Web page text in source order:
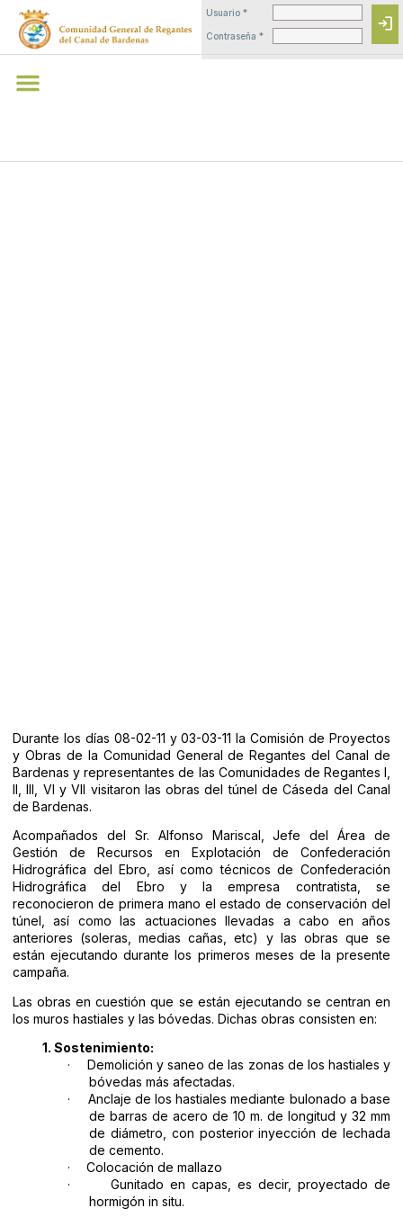
Usuario *
Contraseña *
login
Durante los días 08-02-11 y 03-03-11 la Comisión de Proyectos
y Obras de la Comunidad General de Regantes del Canal de
Bardenas y representantes de las Comunidades de Regantes I,
II, III, VI y VII visitaron las obras del túnel de Cáseda del Canal
de Bardenas.
Acompañados del Sr. Alfonso Mariscal, Jefe del Área de
Gestión de Recursos en Explotación de Confederación
Hidrográfica del Ebro, así como técnicos de Confederación
Hidrográfica del Ebro y la empresa contratista, se
reconocieron de primera mano el estado de conservación del
túnel, así como las actuaciones llevadas a cabo en años
anteriores (soleras, medias cañas, etc) y las obras que se
están ejecutando durante los primeros meses de la presente
campaña.
Las obras en cuestión que se están ejecutando se centran en
los muros hastiales y las bóvedas. Dichas obras consisten en:
1. Sostenimiento:
·
Demolición y saneo de las zonas de los hastiales y
bóvedas más afectadas.
·
Anclaje de los hastiales mediante bulonado a base
de barras de acero de 10 m. de longitud y 32 mm
de diámetro, con posterior inyección de lechada
de cemento.
·
Colocación de mallazo
·
Gunitado en capas, es decir, proyectado de
hormigón in situ.